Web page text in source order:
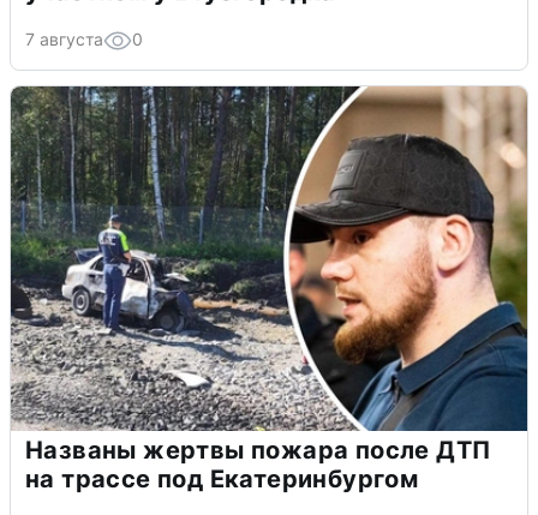
7 августа 0
Названы жертвы пожара после ДТП
на трассе под Екатеринбургом